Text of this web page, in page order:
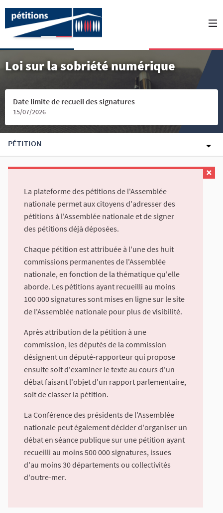
Loi sur la sobriété numérique
Date limite de recueil des signatures
15/07/2026
PÉTITION
La plateforme des pétitions de l'Assemblée
nationale permet aux citoyens d'adresser des
pétitions à l'Assemblée nationale et de signer
des pétitions déjà déposées.
Chaque pétition est attribuée à l'une des huit
commissions permanentes de l'Assemblée
nationale, en fonction de la thématique qu'elle
aborde. Les pétitions ayant recueilli au moins
100 000 signatures sont mises en ligne sur le site
de l'Assemblée nationale pour plus de visibilité.
Après attribution de la pétition à une
commission, les députés de la commission
désignent un député-rapporteur qui propose
ensuite soit d'examiner le texte au cours d'un
débat faisant l'objet d'un rapport parlementaire,
soit de classer la pétition.
La Conférence des présidents de l'Assemblée
nationale peut également décider d'organiser un
débat en séance publique sur une pétition ayant
recueilli au moins 500 000 signatures, issues
d'au moins 30 départements ou collectivités
d'outre-mer.